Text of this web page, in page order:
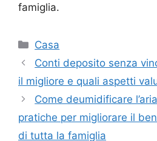
famiglia.
Categorie
Casa
Conti deposito senza
il migliore e quali aspetti
Come deumidificare
pratiche per migliorare il
di tutta la famiglia